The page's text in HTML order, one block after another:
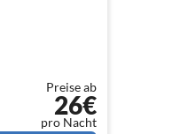
Preise ab
26€
pro Nacht